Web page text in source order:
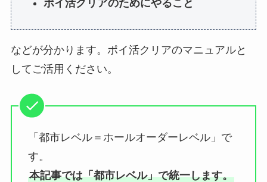
ポイ活クリアのためにやること
などが分かります。ポイ活クリアのマニュアルと
してご活用ください。
「都市レベル＝ホールオーダーレベル」で
す。
本記事では「都市レベル」で統一します。